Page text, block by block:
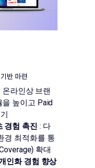
반 마련
라인상 브랜
을 높이고 Paid
경험 촉진 : 다
경 최적화를 통
확대
인화 경험 향상